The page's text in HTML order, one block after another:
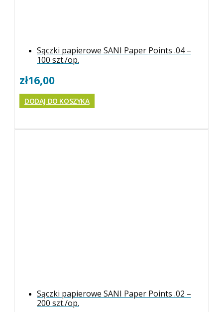
Sączki papierowe SANI Paper Points .04 –
100 szt./op.
zł16,00
DODAJ DO KOSZYKA
Sączki papierowe SANI Paper Points .02 –
200 szt./op.